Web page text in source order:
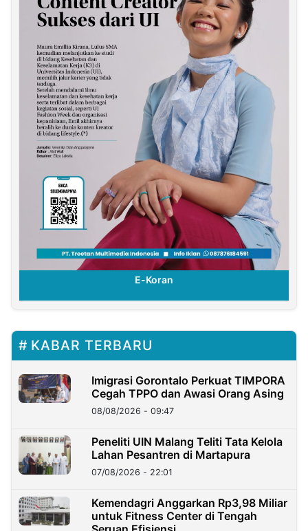
E-Koran
KABAR TERBARU
Imigrasi Gorontalo Perkuat TIMPORA
Cegah TPPO dan Awasi Orang Asing
08/08/2026 - 09:47
Peneliti UIN Malang Teliti Tata Kelola
Lahan Pesantren di Martapura
07/08/2026 - 22:01
Kemendagri Anggarkan Rp3,98 Miliar
untuk Fitness Center di Tengah